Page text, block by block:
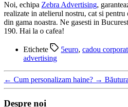
Noi, echipa Zebra Advertising,
realizate in atelierul nostru, cat si
din gama noastra. Ne gasesti in
190. Hai la o cafea!
Etichete 5euro, cadou
advertising
← Cum personalizam haine? →
Despre noi